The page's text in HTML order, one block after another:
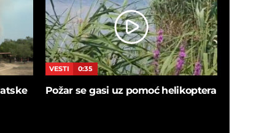
VESTI 0:35
Požar se gasi uz pomoć helikoptera